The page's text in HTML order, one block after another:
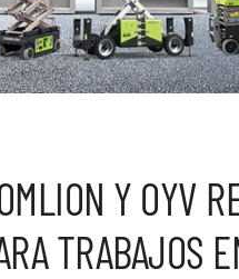
Y OYV
TRABAJOS